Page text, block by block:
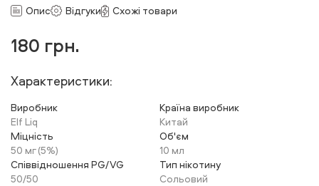
Опис
Відгуки Схожі товари
180 грн.
Характеристики:
Виробник
Elf Liq
Країна виробник
Китай
Міцність
50 мг (5%)
Об'єм
10 мл
Співвідношення PG/VG
50/50
Тип нікотину
Сольовий